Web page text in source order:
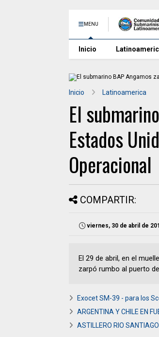
MENU
Inicio
Inicio Latinoamerica
El
Estados
Operacional
COMPARTIR:
viernes, 30 de abril de
El 29 de abril, en el
zarpó rumbo al puerto
Exocet SM-39 - para los
ARGENTINA Y CHILE EN
ASTILLERO RIO